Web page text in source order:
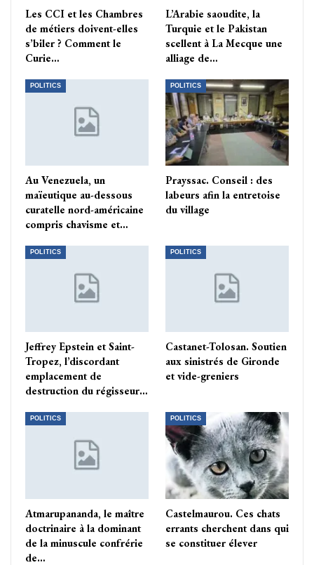
Les CCI et les Chambres
de métiers doivent-elles
s’biler ? Comment le
Curie…
L’Arabie saoudite, la
Turquie et le Pakistan
scellent à La Mecque une
alliage de…
POLITICS
Au Venezuela, un
maïeutique au-dessous
curatelle nord-américaine
compris chavisme et…
POLITICS
Prayssac. Conseil : des
labeurs afin la entretoise
du village
POLITICS
Jeffrey Epstein et Saint-
Tropez, l’discordant
emplacement de
destruction du régisseur…
POLITICS
Castanet-Tolosan. Soutien
aux sinistrés de Gironde
et vide-greniers
POLITICS
Atmarupananda, le maître
doctrinaire à la dominant
de la minuscule confrérie
de…
POLITICS
Castelmaurou. Ces chats
errants cherchent dans qui
se constituer élever